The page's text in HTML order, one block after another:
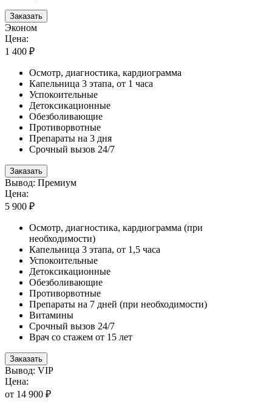
Заказать
Эконом
Цена:
1 400 ₽
Осмотр, диагностика, кардиограмма
Капельница 3 этапа, от 1 часа
Успокоительные
Детоксикационные
Обезболивающие
Противорвотные
Препараты на 3 дня
Срочный вызов 24/7
Заказать
Вывод: Премиум
Цена:
5 900 ₽
Осмотр, диагностика, кардиограмма (при
необходимости)
Капельница 3 этапа, от 1,5 часа
Успокоительные
Детоксикационные
Обезболивающие
Противорвотные
Препараты на 7 дней (при необходимости)
Витамины
Срочный вызов 24/7
Врач со стажем от 15 лет
Заказать
Вывод: VIP
Цена:
от 14 900 ₽